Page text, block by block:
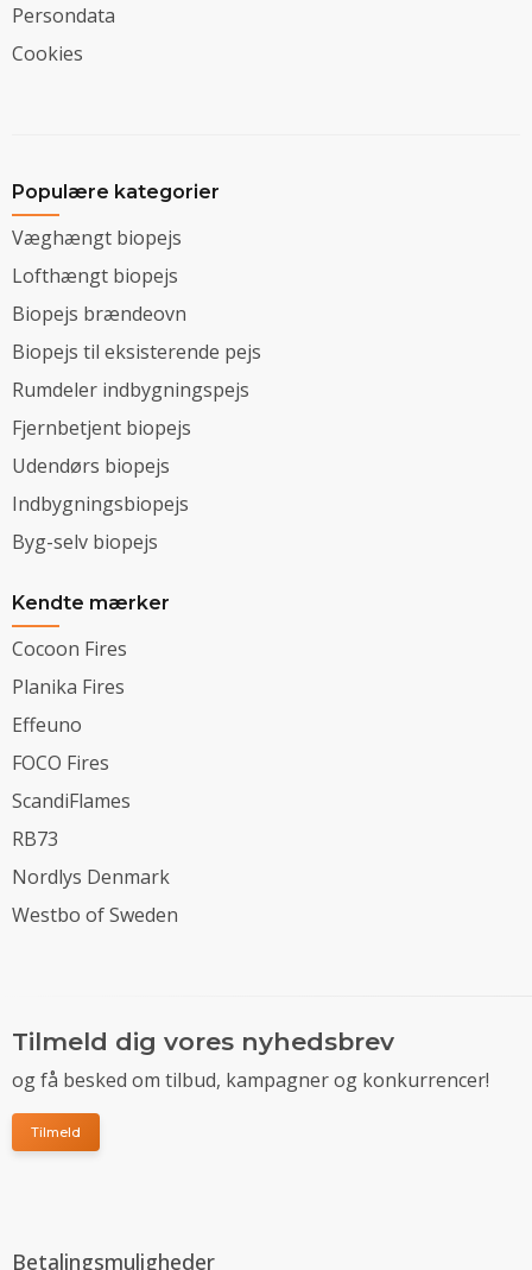
Persondata
Cookies
Populære kategorier
Væghængt biopejs
Lofthængt biopejs
Biopejs brændeovn
Biopejs til eksisterende pejs
Rumdeler indbygningspejs
Fjernbetjent biopejs
Udendørs biopejs
Indbygningsbiopejs
Byg-selv biopejs
Kendte mærker
Cocoon Fires
Planika Fires
Effeuno
FOCO Fires
ScandiFlames
RB73
Nordlys Denmark
Westbo of Sweden
Tilmeld dig vores nyhedsbrev
og få besked om tilbud, kampagner og konkurrencer!
Tilmeld
Betalingsmuligheder